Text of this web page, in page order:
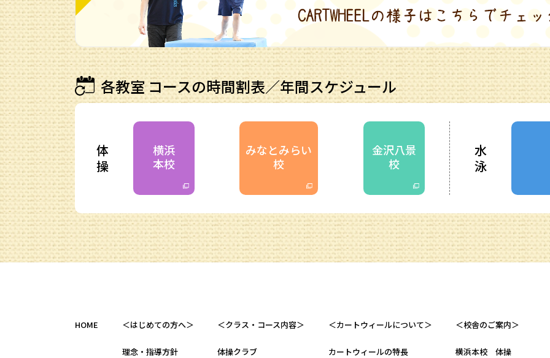
各教室 コースの時間割表／年間スケジュール
体
操
横浜
本校
みなとみらい
校
金沢八景
校
水
泳
HOME ＜はじめての方へ＞
理念・指導方針
＜クラス・コース内容＞
体操クラブ
＜カートウィールについて＞
カートウィールの特長
＜校舎のご案内＞
横浜本校 体操